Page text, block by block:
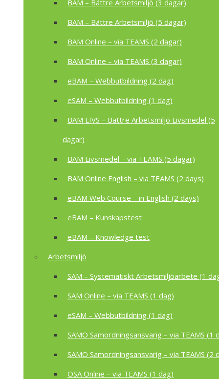
BAM – Bättre Arbetsmiljö (3 dagar)
BAM – Bättre Arbetsmiljö (5 dagar)
BAM Online – via TEAMS (2 dagar)
BAM Online – via TEAMS (3 dagar)
eBAM – Webbutbildning (2 dag)
eSAM – Webbutbildning (1 dag)
BAM LIVS – Bättre Arbetsmiljö Livsmedel (5
dagar)
BAM Livsmedel – via TEAMS (5 dagar)
BAM Online English – via TEAMS (2 days)
eBAM Web Course – in English (2 days)
eBAM – Kunskapstest
eBAM – Knowledge test
Arbetsmiljö
SAM – Systematiskt Arbetsmiljöarbete (1
SAM Online – via TEAMS (1 dag)
eSAM – Webbutbildning (1 dag)
SAMO Samordningsansvarig – via TEAMS (1
SAMO Samordningsansvarig – via TEAMS (2
OSA Online – via TEAMS (1 dag)